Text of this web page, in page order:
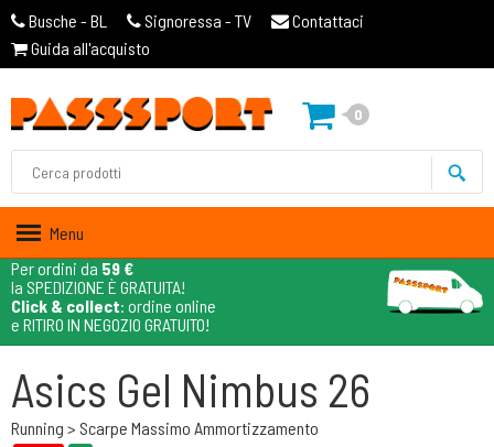
Busche - BL Signoressa - TV
Contattaci
Guida all'acquisto
0
Menu
Per ordini da 59 €
la SPEDIZIONE È GRATUITA!
Click & collect: ordine online
e RITIRO IN NEGOZIO GRATUITO!
Asics Gel Nimbus 26
Running > Scarpe Massimo Ammortizzamento